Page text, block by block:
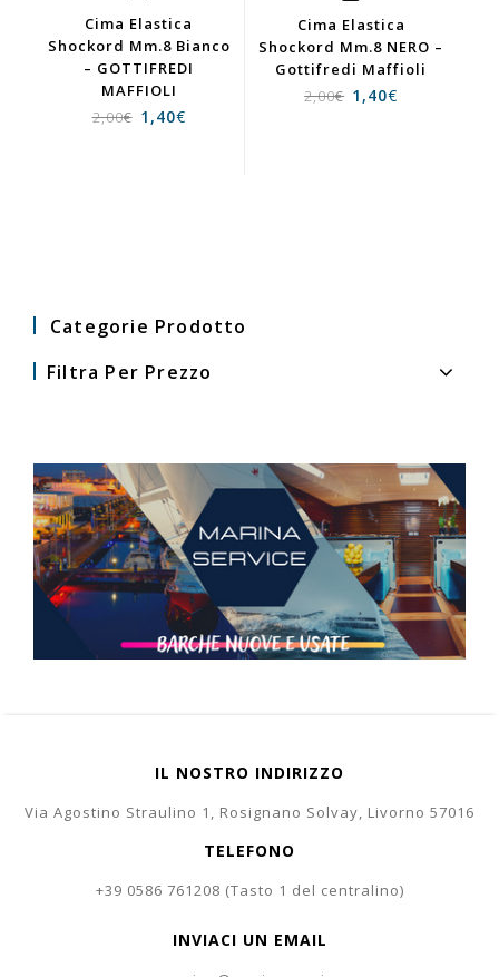
Cima Elastica
Shockord Mm.8 Bianco
– GOTTIFREDI
MAFFIOLI
2,00€ 1,40€
Cima Elastica
Shockord Mm.8 NERO –
Gottifredi Maffioli
2,00€ 1,40€
Categorie Prodotto
Filtra Per Prezzo
IL NOSTRO INDIRIZZO
Via Agostino Straulino 1, Rosignano Solvay, Livorno 57016
TELEFONO
+39 0586 761208 (Tasto 1 del centralino)
INVIACI UN EMAIL